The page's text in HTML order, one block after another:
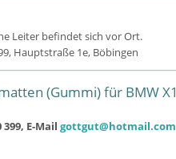
Leiter befindet sich vor Ort.
Hauptstraße 1e, Böbingen
(Gummi) für BMW X1
E-Mail gottgut@hotmail.com